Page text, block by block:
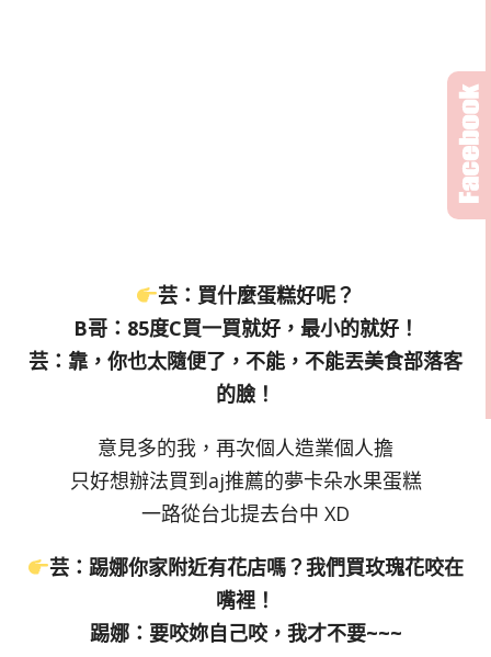
芸：買什麼蛋糕好呢？
B哥：85度C買一買就好，最小的就好！
芸：靠，你也太隨便了，不能，不能丟美食部落客
的臉！
意見多的我，再次個人造業個人擔
只好想辦法買到aj推薦的夢卡朵水果蛋糕
一路從台北提去台中 XD
芸：踢娜你家附近有花店嗎？我們買玫瑰花咬在
嘴裡！
踢娜：要咬妳自己咬，我才不要~~~